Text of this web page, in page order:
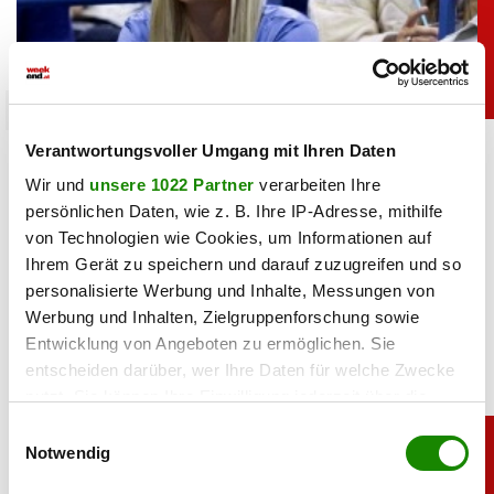
Verantwortungsvoller Umgang mit Ihren Daten
Wir und unsere 1022 Partner verarbeiten Ihre
persönlichen Daten, wie z. B. Ihre IP-Adresse, mithilfe
von Technologien wie Cookies, um Informationen auf
Ihrem Gerät zu speichern und darauf zuzugreifen und so
personalisierte Werbung und Inhalte, Messungen von
Werbung und Inhalten, Zielgruppenforschung sowie
Entwicklung von Angeboten zu ermöglichen. Sie
entscheiden darüber, wer Ihre Daten für welche Zwecke
Trigger Symbol ändern oder widerrufen
Notwendig
sport
Heiß: Lindsey Vonn zeigt Traumfigur im Urlaub
06.08.2026 UM 09:28,JOVANA BOROJEVIC
Lindsey Vonn begeistert mit einem neuen Urlaubsfoto. Im
roten Bikini zeigt die Ski-Legende ihre Traumfigur und
genießt entspannte Stunden am Meer.